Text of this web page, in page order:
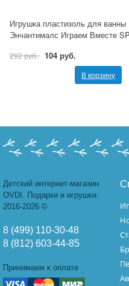
Игрушка пластизоль для
Энчантималс Играем Вместе
292 руб. 104 руб.
В корзину
Детский интернет-магазин
OVDI. Подарки и игрушки.
2016-2026 ©
8 (499) 110-30-48
8 (812) 603-44-85
Принимаем к оплате